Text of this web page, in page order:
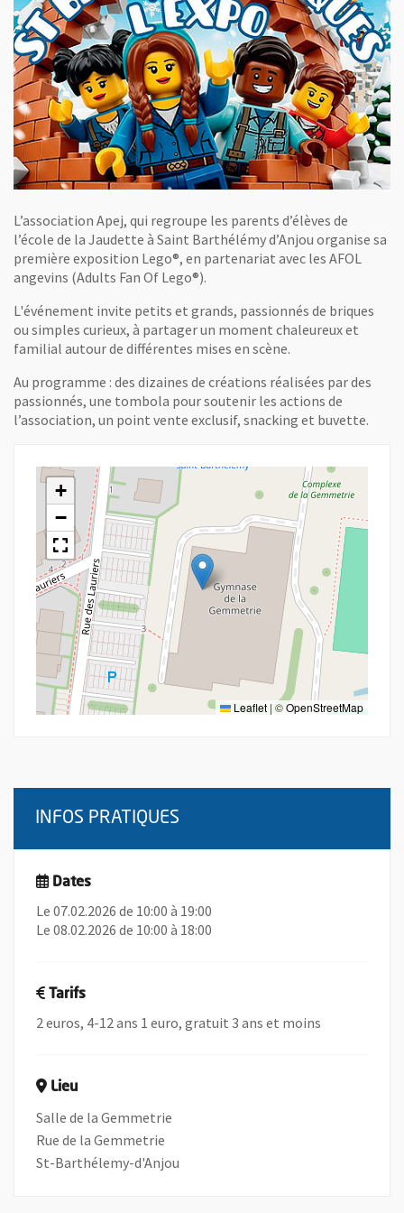
L’association Apej, qui regroupe les parents d’élèves de
l’école de la Jaudette à Saint Barthélémy d’Anjou organise sa
première exposition Lego®, en partenariat avec les AFOL
angevins (Adults Fan Of Lego®).
L'événement invite petits et grands, passionnés de briques
ou simples curieux, à partager un moment chaleureux et
familial autour de différentes mises en scène.
Au programme : des dizaines de créations réalisées par des
passionnés, une tombola pour soutenir les actions de
l’association, un point vente exclusif, snacking et buvette.
+
−
Leaflet | ©OpenStreetMap
INFOS PRATIQUES
Dates
Le 07.02.2026 de 10:00 à 19:00
Le 08.02.2026 de 10:00 à 18:00
Tarifs
2 euros, 4-12 ans 1 euro, gratuit 3 ans et moins
Lieu
Salle de la Gemmetrie
Rue de la Gemmetrie
St-Barthélemy-d'Anjou